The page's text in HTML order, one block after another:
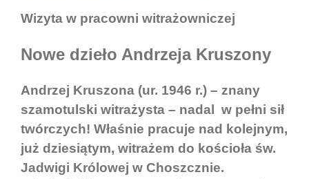
Wizyta w pracowni witrażowniczej
Nowe dzieło Andrzeja Kruszony
Andrzej Kruszona (ur. 1946 r.) – znany
szamotulski witrażysta – nadal w pełni sił
twórczych! Właśnie pracuje nad kolejnym,
już dziesiątym, witrażem do kościoła św.
Jadwigi Królowej w Choszcznie.